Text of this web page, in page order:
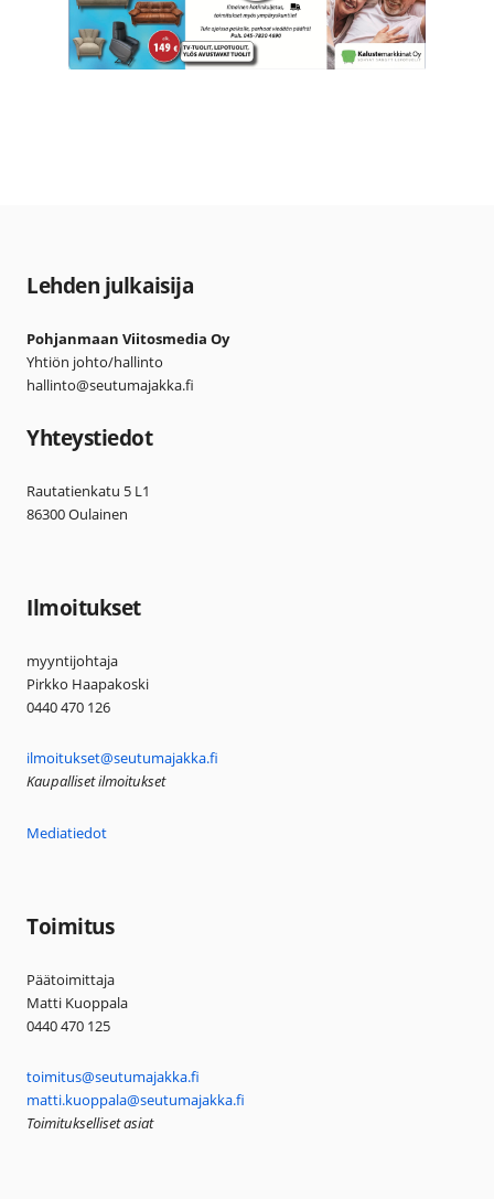
Lehden julkaisija
Pohjanmaan Viitosmedia Oy
Yhtiön johto/hallinto
hallinto@seutumajakka.fi
Yhteystiedot
Rautatienkatu 5 L1
86300 Oulainen
Ilmoitukset
myyntijohtaja
Pirkko Haapakoski
0440 470 126
ilmoitukset@seutumajakka.fi
Kaupalliset ilmoitukset
Mediatiedot
Toimitus
Päätoimittaja
Matti Kuoppala
0440 470 125
toimitus@seutumajakka.fi
matti.kuoppala@seutumajakka.fi
Toimitukselliset asiat